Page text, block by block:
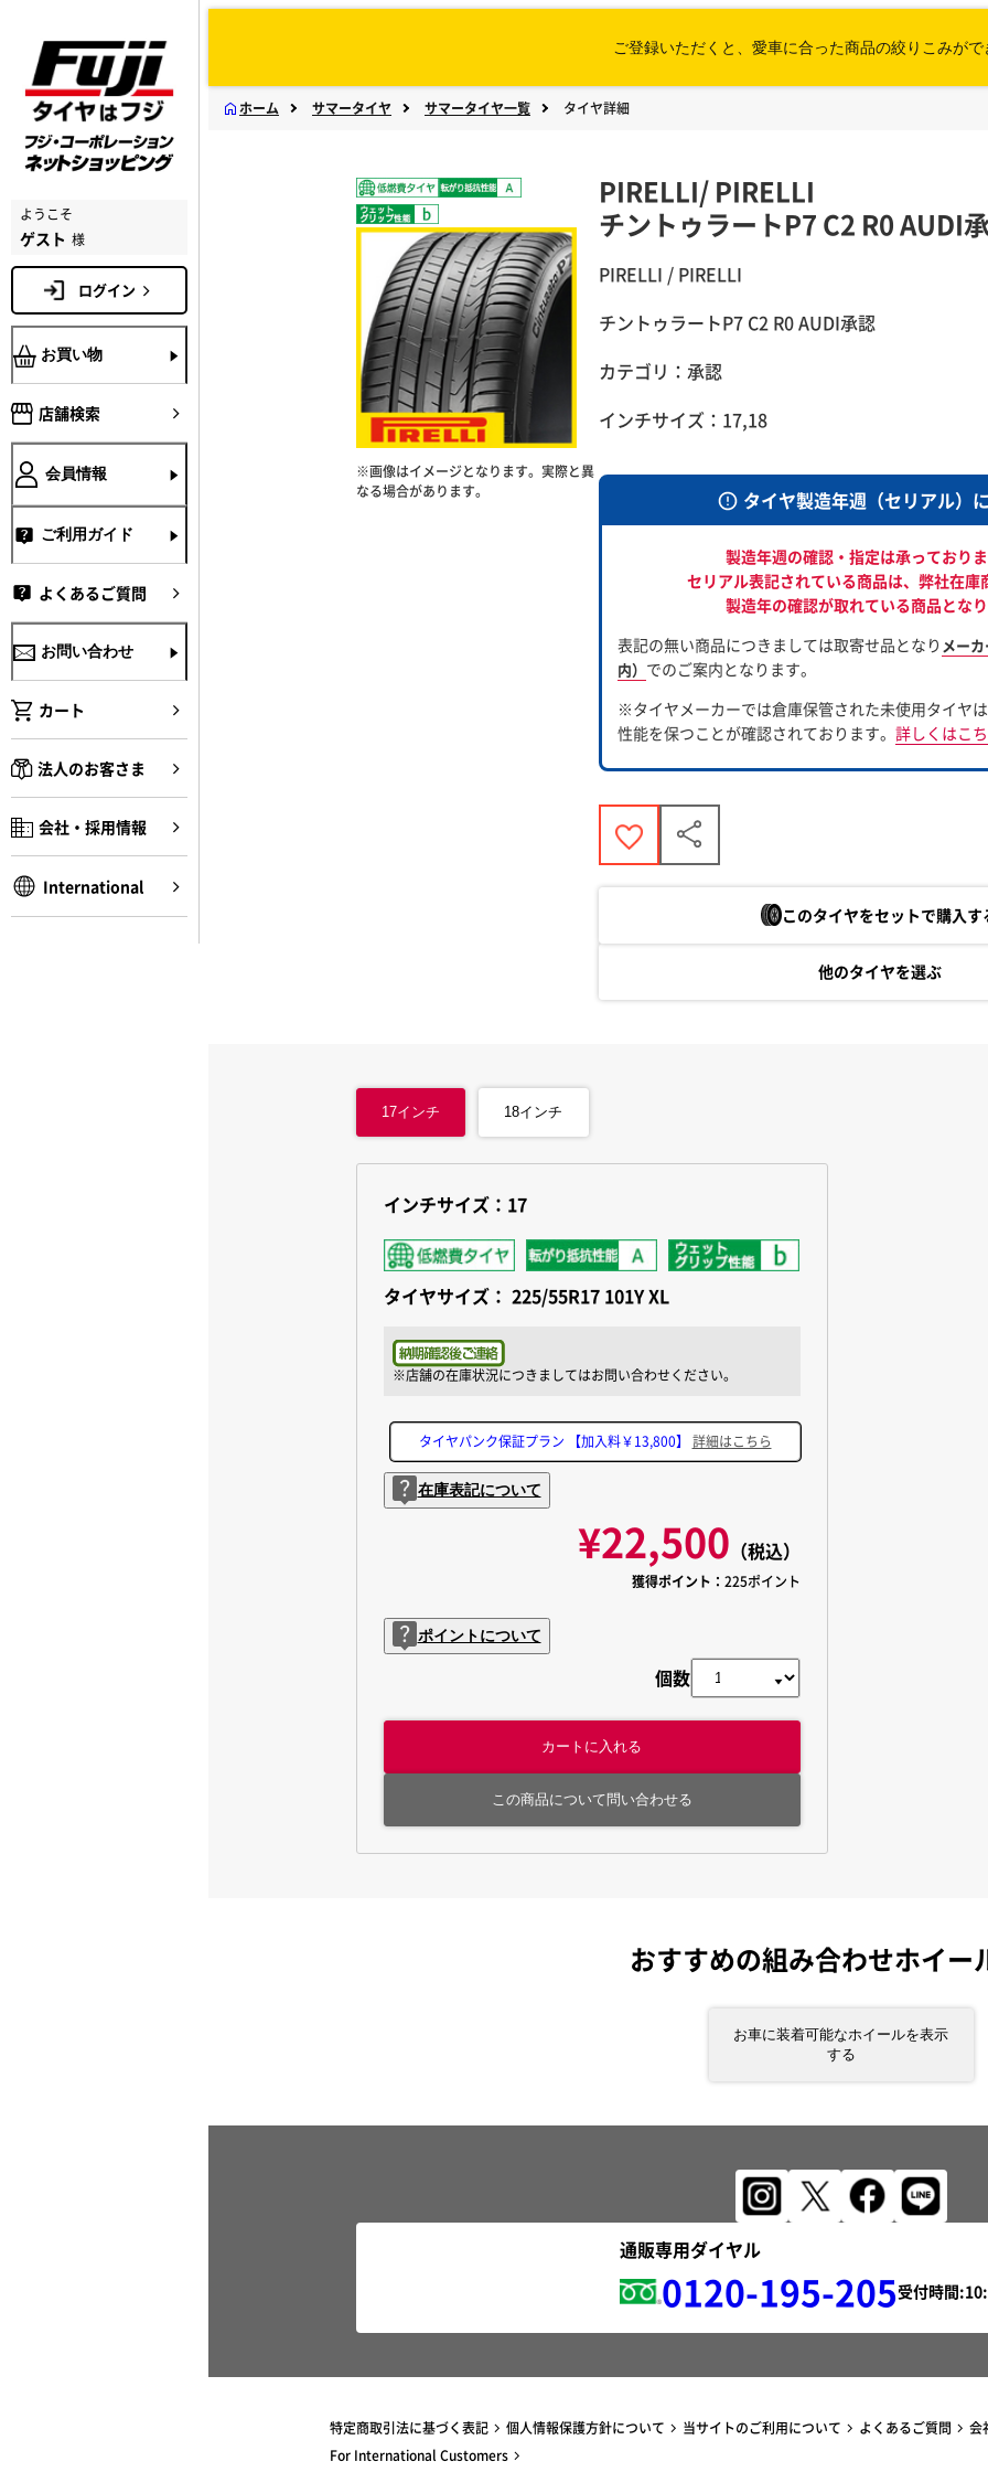
ようこそ
ゲスト 様
ログイン
お買い物
店舗検索
会員情報
ご利用ガイド
よくあるご質問
お問い合わせ
カート
法人のお客さま
会社・採用情報
International
ご登録いただくと、愛車に合った商品の絞りこみがで
ホーム サマータイヤ サマータイヤ一覧 タイヤ詳細
※画像はイメージとなります。実際と異
なる場合があります。
PIRELLI/PIRELLI
チントゥラートP7 C2 R0 AUDI
PIRELLI / PIRELLI
チントゥラートP7 C2 R0 AUDI承認
カテゴリ：承認
インチサイズ：17,18
タイヤ製造年週（セリアル）
製造年週の確認・指定は承っており
セリアル表記されている商品は、 弊社在庫
製造年の確認が取れている商品とな
表記の無い商品につきましては取寄せ品となり メー
内） でのご案内となります。
※タイヤメーカーでは倉庫保管された未使用タイヤ
性能を保つことが確認されております。 詳しくはこ
このタイヤをセットで購入す
他のタイヤを選ぶ
17インチ 18インチ
インチサイズ：17
タイヤサイズ： 225/55R17 101Y XL
タイヤパンク保証プラン 【加入料￥13,800】 詳細はこちら
在庫表記について
¥22,500 （税込）
獲得ポイント： 225ポイント
ポイントについて
個数
カートに入れる
この商品について問い合わせる
おすすめの組み合わせホイー
お車に装着可能なホイールを表示
する
通販専用ダイヤル
0120-195-205受付時間:
特定商取引法に基づく表記 個人情報保護方針について 当サイトのご利用について よくあるご質問
会
For International Customers